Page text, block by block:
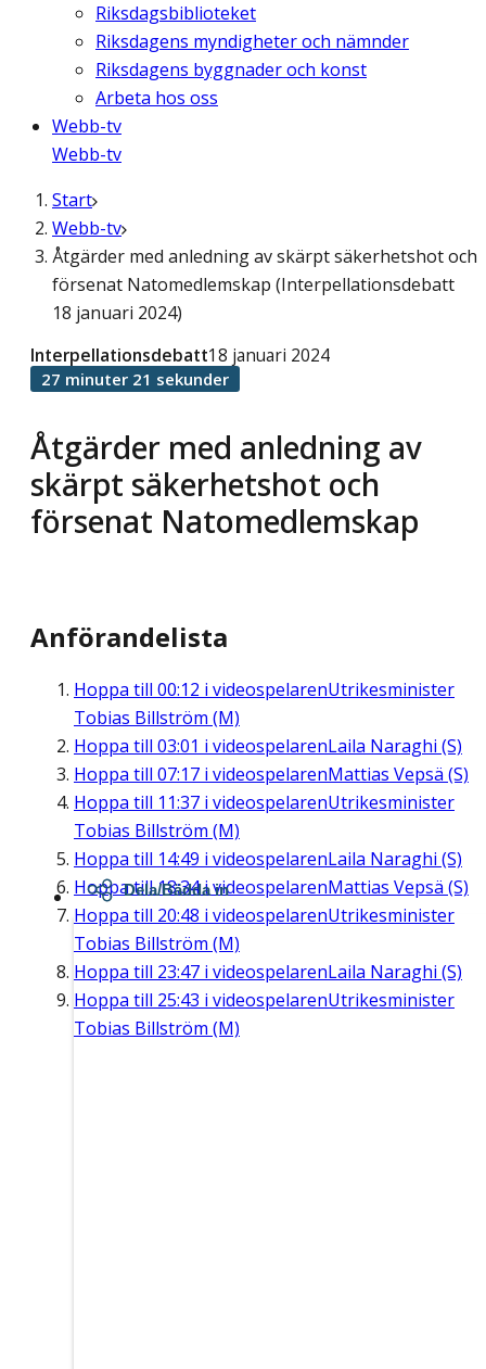
Riksdagsbiblioteket
Riksdagens myndigheter och nämnder
Riksdagens byggnader och konst
Arbeta hos oss
Webb-tv
Webb-tv
Start
Webb-tv
Åtgärder med anledning av skärpt säkerhetshot och
försenat Natomedlemskap (Interpellationsdebatt
18 januari 2024)
Åtgärder med anledning av
skärpt säkerhetshot och
försenat Natomedlemskap
Interpellationsdebatt18 januari 2024
27 minuter 21 sekunder
Anförandelista
Hoppa till 00:12 i videospelarenUtrikesminister
Tobias Billström (M)
Hoppa till 03:01 i videospelarenLaila Naraghi (S)
Hoppa till 07:17 i videospelarenMattias Vepsä (S)
Hoppa till 11:37 i videospelarenUtrikesminister
Tobias Billström (M)
Hoppa till 14:49 i videospelarenLaila Naraghi (S)
Hoppa till18:34i videospelarenMattias Vepsä (S)
Hoppa till 20:48 i videospelarenUtrikesminister
Tobias Billström (M)
Hoppa till 23:47 i videospelarenLaila Naraghi (S)
Hoppa till 25:43 i videospelarenUtrikesminister
Tobias Billström (M)
Dela/Bädda in